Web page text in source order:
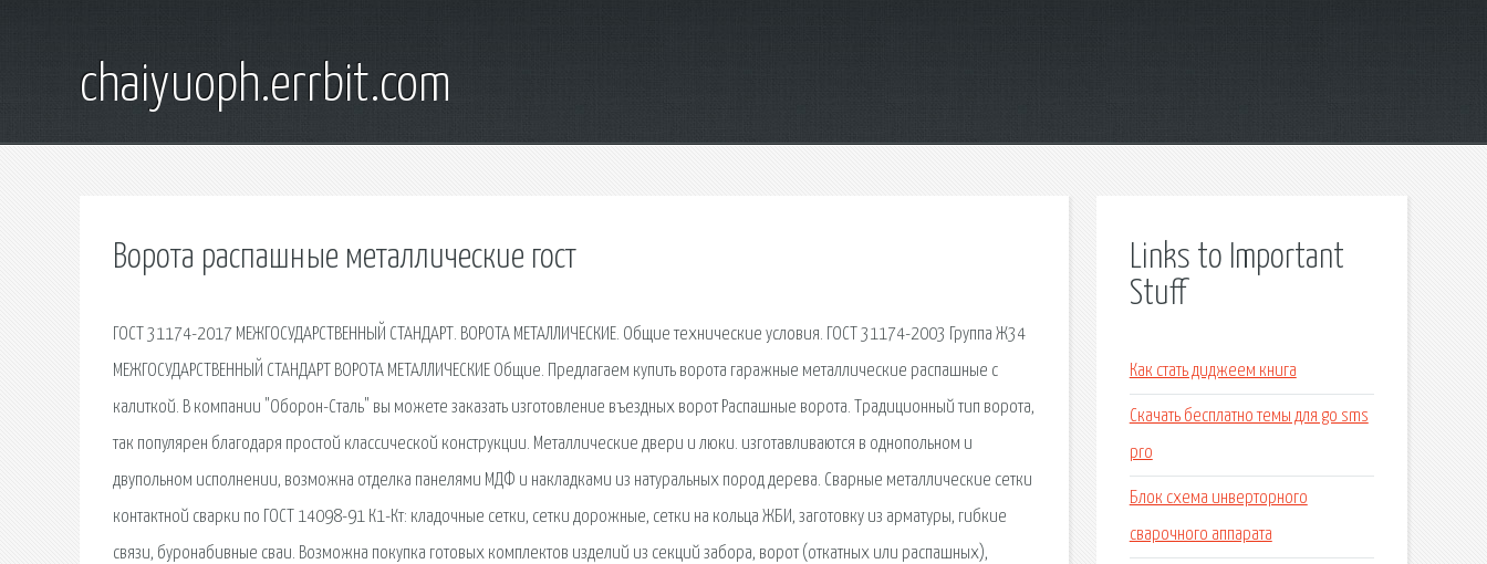
chaiyuoph.errbit.com
Ворота распашные металлические гост
ГОСТ 31174-2017 МЕЖГОСУДАРСТВЕННЫЙ СТАНДАРТ. ВОРОТА МЕТАЛЛИЧЕСКИЕ. Общие технические условия. ГОСТ 31174-2003 Группа Ж34
МЕЖГОСУДАРСТВЕННЫЙ СТАНДАРТ ВОРОТА МЕТАЛЛИЧЕСКИЕ Общие. Предлагаем купить ворота гаражные металлические распашные с
калиткой. В компании "Оборон-Сталь" вы можете заказать изготовление въездных ворот Распашные ворота. Традиционный тип ворота,
так популярен благодаря простой классической конструкции. Металлические двери и люки. изготавливаются в однопольном и
двупольном исполнении, возможна отделка панелями МДФ и накладками из натуральных пород дерева. Сварные металлические сетки
контактной сварки по ГОСТ 14098-91 К1-Кт: кладочные сетки, сетки дорожные, сетки на кольца ЖБИ, заготовку из арматуры, гибкие
связи, буронабивные сваи. Возможна покупка готовых комплектов изделий из секций забора, ворот (откатных или распашных),
Links to Important
Stuff
Как стать диджеем книга
Скачать бесплатно темы для go sms
pro
Блок схема инверторного
сварочного аппарата